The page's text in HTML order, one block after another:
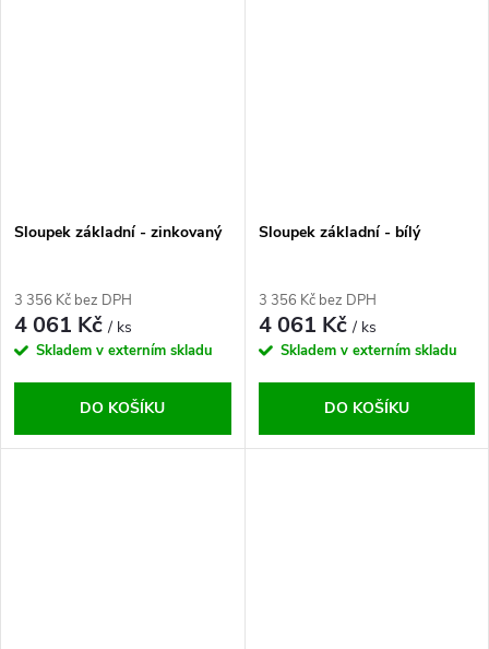
Sloupek základní - zinkovaný
3 356 Kč bez DPH
4 061 Kč/ ks
Skladem v externím skladu
DO KOŠÍKU
Sloupek základní - bílý
3 356 Kč bez DPH
4 061 Kč/ ks
Skladem v externím skladu
DO KOŠÍKU